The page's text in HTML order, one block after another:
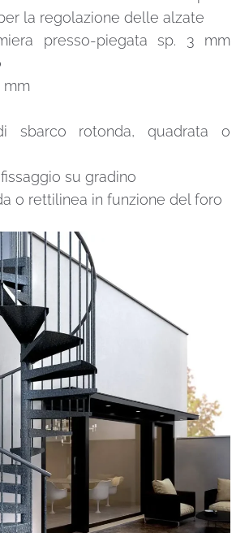
la regolazione delle alzate
presso-piegata sp. 3 mm
mm
sbarco rotonda, quadrata o
su gradino
o rettilinea in funzione del foro